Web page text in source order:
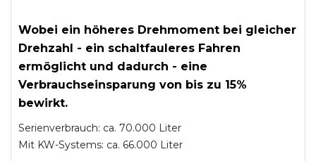
Wobei ein höheres Drehmoment bei gleicher
Drehzahl - ein schaltfauleres Fahren
ermöglicht und dadurch - eine
Verbrauchseinsparung von bis zu 15%
bewirkt.
Serienverbrauch: ca. 70.000 Liter
Mit KW-Systems: ca. 66.000 Liter